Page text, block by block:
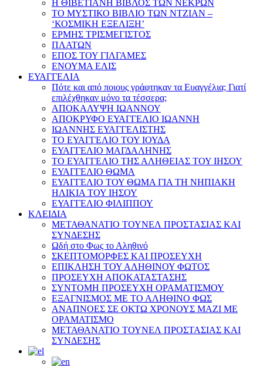
Η ΘΙΒΕΤΙΑΝΗ ΒΙΒΛΟΣ ΤΩΝ ΝΕΚΡΩΝ
ΤΟ ΜΥΣΤΙΚΟ ΒΙΒΛΙΟ ΤΩΝ ΝΤΖΙΑΝ –
‘ΚΟΣΜΙΚΗ ΕΞΕΛΙΞΗ’
ΕΡΜΗΣ ΤΡΙΣΜΕΓΙΣΤΟΣ
ΠΛΑΤΩΝ
ΕΠΟΣ ΤΟΥ ΓΙΛΓΑΜΕΣ
ΕΝΟΥΜΑ ΕΛΙΣ
ΕΥΑΓΓΕΛΙΑ
Πότε και από ποιους γράφτηκαν τα Ευαγγέλια; Γιατί
επιλέχθηκαν μόνο τα τέσσερα;
ΑΠΟΚΑΛΥΨΗ ΙΩΑΝΝΟΥ
ΑΠΟΚΡΥΦΟ ΕΥΑΓΓΕΛΙΟ ΙΩΑΝΝΗ
ΙΩΑΝΝΗΣ ΕΥΑΓΓΕΛΙΣΤΗΣ
ΤΟ ΕΥΑΓΓΕΛΙΟ ΤΟΥ ΙΟΥΔΑ
ΕΥΑΓΓΕΛΙΟ ΜΑΓΔΑΛΗΝΗΣ
ΤΟ ΕΥΑΓΓΕΛΙΟ ΤΗΣ ΑΛΗΘΕΙΑΣ ΤΟΥ ΙΗΣΟΥ
ΕΥΑΓΓΕΛΙΟ ΘΩΜΑ
ΕΥΑΓΓΕΛΙΟ ΤΟΥ ΘΩΜΑ ΓΙΑ ΤΗ ΝΗΠΙΑΚΗ
ΗΛΙΚΙΑ ΤΟΥ ΙΗΣΟΥ
ΕΥΑΓΓΕΛΙΟ ΦΙΛΙΠΠΟΥ
ΚΛΕΙΔΙΑ
ΜΕΤΑΘΑΝΑΤΙΟ ΤΟΥΝΕΛ ΠΡΟΣΤΑΣΙΑΣ ΚΑΙ
ΣΥΝΔΕΣΗΣ
Ωδή στο Φως το Αληθινό
ΣΚΕΠΤΟΜΟΡΦΕΣ ΚΑΙ ΠΡΟΣΕΥΧΗ
ΕΠΙΚΛΗΣΗ ΤΟΥ ΑΛΗΘΙΝΟΥ ΦΩΤΟΣ
ΠΡΟΣΕΥΧΗ ΑΠΟΚΑΤΑΣΤΑΣΗΣ
ΣΥΝΤΟΜΗ ΠΡΟΣΕΥΧΗ ΟΡΑΜΑΤΙΣΜΟΥ
ΕΞΑΓΝΙΣΜΟΣ ΜΕ ΤΟ ΑΛΗΘΙΝΟ ΦΩΣ
ΑΝΑΠΝΟΕΣ ΣΕ ΟΚΤΩ ΧΡΟΝΟΥΣ ΜΑΖΙ ΜΕ
ΟΡΑΜΑΤΙΣΜΟ
ΜΕΤΑΘΑΝΑΤΙΟ ΤΟΥΝΕΛ ΠΡΟΣΤΑΣΙΑΣ ΚΑΙ
ΣΥΝΔΕΣΗΣ